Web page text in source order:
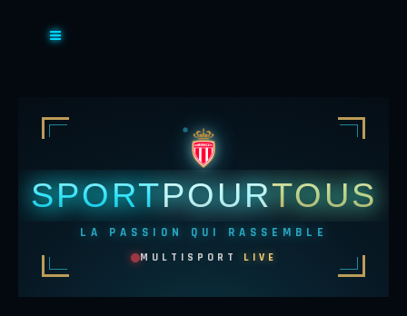
SPORTPOURTOUS
LA PASSION QUI RASSEMBLE
MULTISPORT LIVE